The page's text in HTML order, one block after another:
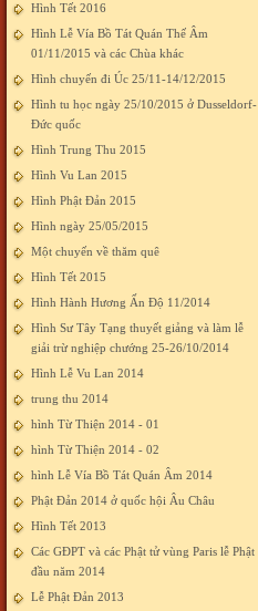
Hình Tết 2016
Hình Lễ Vía Bồ Tát Quán Thế Âm
01/11/2015 và các Chùa khác
Hình chuyến đi Úc 25/11-14/12/2015
Hình tu học ngày 25/10/2015 ở Dusseldorf-
Đức quốc
Hình Trung Thu 2015
Hình Vu Lan 2015
Hình Phật Đản 2015
Hình ngày 25/05/2015
Một chuyến về thăm quê
Hình Tết 2015
Hình Hành Hương Ấn Độ 11/2014
Hình Sư Tây Tạng thuyết giảng và làm lễ
giải trừ nghiệp chướng 25-26/10/2014
Hình Lễ Vu Lan 2014
trung thu 2014
hình Từ Thiện 2014 - 01
hình Từ Thiện 2014 - 02
hình Lễ Vía Bồ Tát Quán Âm 2014
Phật Đản 2014 ở quốc hội Âu Châu
Hình Tết 2013
Các GĐPT và các Phật tử vùng Paris lễ Phật
đầu năm 2014
Lễ Phật Đản 2013